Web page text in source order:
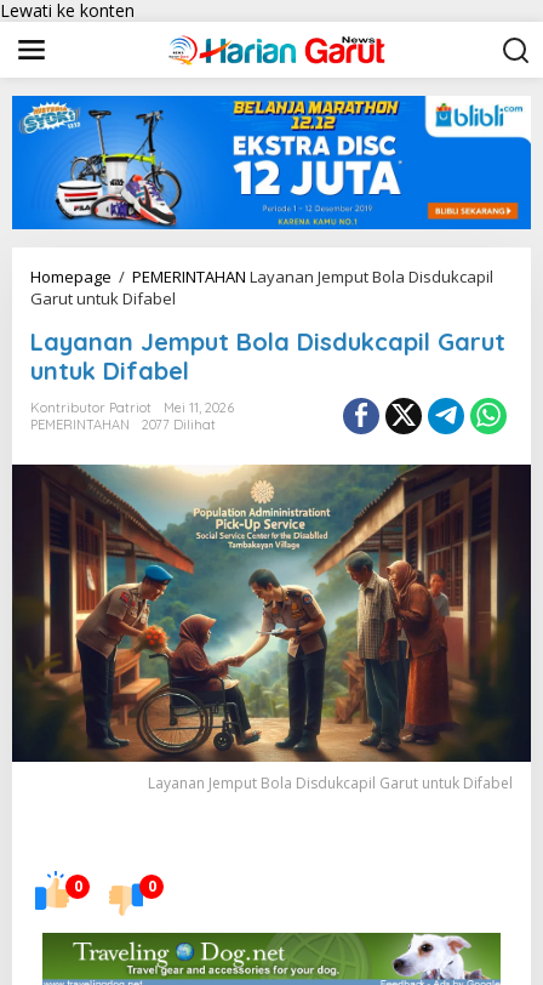
Lewati ke konten
Homepage / PEMERINTAHAN Layanan Jemput Bola Disdukcapil
Garut untuk Difabel
Layanan Jemput Bola Disdukcapil Garut
untuk Difabel
Kontributor Patriot
Mei 11, 2026
PEMERINTAHAN
2077 Dilihat
Layanan Jemput Bola Disdukcapil Garut untuk Difabel
0 0